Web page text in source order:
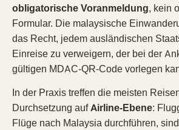
obligatorische Voranmeldung, kein
Formular. Die malaysische
das Recht, jedem ausländischen
Einreise zu verweigern, der bei der
gültigen MDAC-QR-Code vorlegen
In der Praxis treffen die meisten
Durchsetzung aufAirline-Ebene:
Flüge nach Malaysia durchführen,